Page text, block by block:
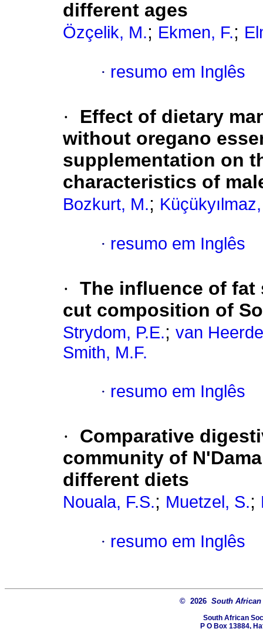
different ages
Özçelik, M.; Ekmen, F.;
· resumo em Inglês
·
Effect of dietary
without oregano
supplementation on
characteristics of
Bozkurt, M.;
· resumo em Inglês
· The influence of
cut composition of
Strydom, P.E.; van
Smith, M.F.
· resumo em Inglês
·
Comparative
community of
different diets
Nouala, F.S.; Muetzel, S.;
· resumo em Inglês
© 2026 South
South African
P O Box 13884,